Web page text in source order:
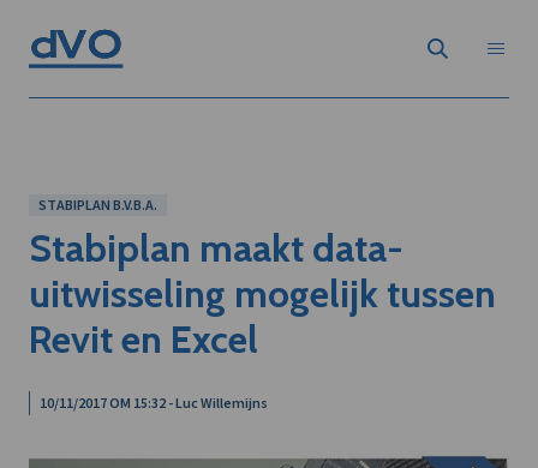
STABIPLAN B.V.B.A.
Stabiplan maakt data-
uitwisseling mogelijk tussen
Revit en Excel
10/11/2017 OM 15:32 - Luc Willemijns